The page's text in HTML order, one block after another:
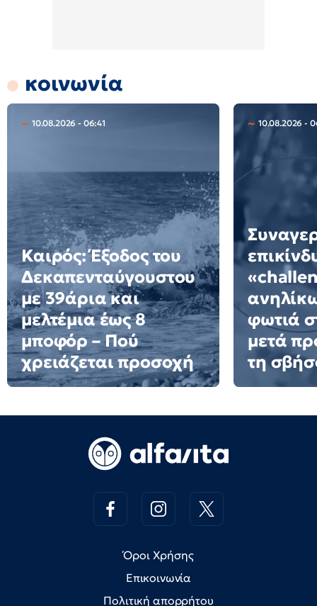
κοινωνία
10.08.2026 - 06:41
Καιρός: Έξοδος του
Δεκαπενταύγουστου
με 39άρια και
μελτέμια έως 8
μποφόρ – Πού
χρειάζεται προσοχή
10.08.2026 -
φωτιά
μετά
τη
Όροι Χρήσης
Επικοινωνία
Πολιτική απορρήτου